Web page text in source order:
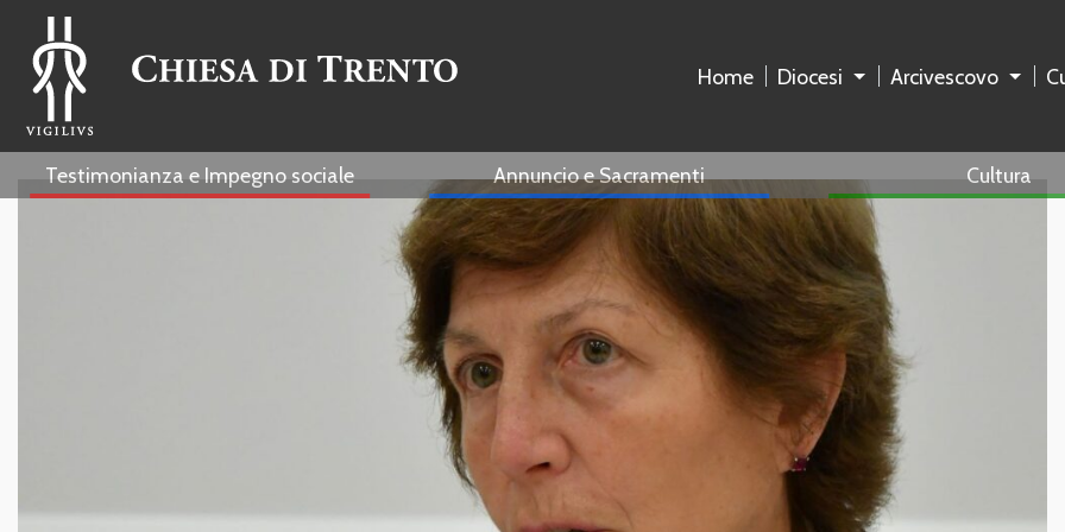
Home Diocesi Arcivescovo
Testimonianza e Impegno sociale Annuncio e Sacramenti Cultura